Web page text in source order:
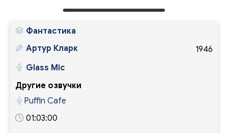
Фантастика
1946
Артур Кларк
Glass Mic
Другие озвучки
Puffin Cafe
01:03:00